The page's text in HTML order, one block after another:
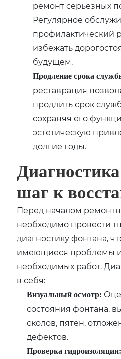
ремонт серьезных
Регулярное
профилактический
избежать
будущем.
Продление срока
реставрация
продлить срок
сохраняя его
эстетическую
долгие годы.
шаг к
Перед началом
необходимо провести
диагностику фонтана,
имеющиеся проблемы
необходимых работ.
в себя:
Визуальный осмотр:
состояния фонтана,
сколов, пятен,
дефектов.
Проверка гидроизоляции: